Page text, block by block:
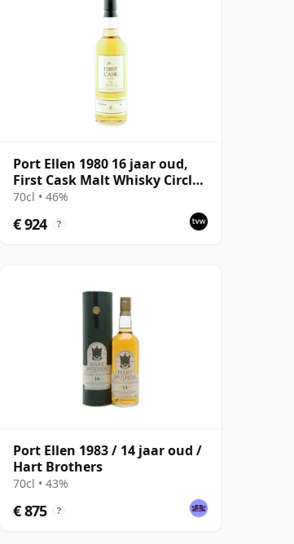
Port Ellen 1980 16 jaar oud,
First Cask Malt Whisky Circle,
Cask 89/589/44
70cl • 46%
€ 924 ?
Port Ellen 1983 / 14 jaar oud /
Hart Brothers
70cl • 43%
€ 875 ?